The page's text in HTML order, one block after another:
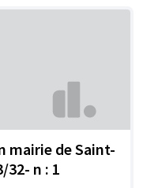
mairie de Saint-
32- n : 1